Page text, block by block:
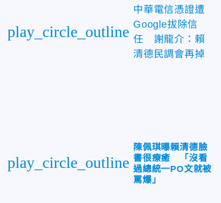
play_circle_outline
中華電信憑證遭
Google拔除信
任 謝龍介：賴
清德民調會再掉
play_circle_outline
陳佩琪曝賴清德臉
書很療癒 「沒看
過總統一PO文就被
罵爆」